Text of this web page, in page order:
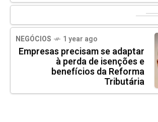
NEGÓCIOS 1 year ago
Empresas precisam se adaptar
à perda de isenções e
benefícios da Reforma
Tributária